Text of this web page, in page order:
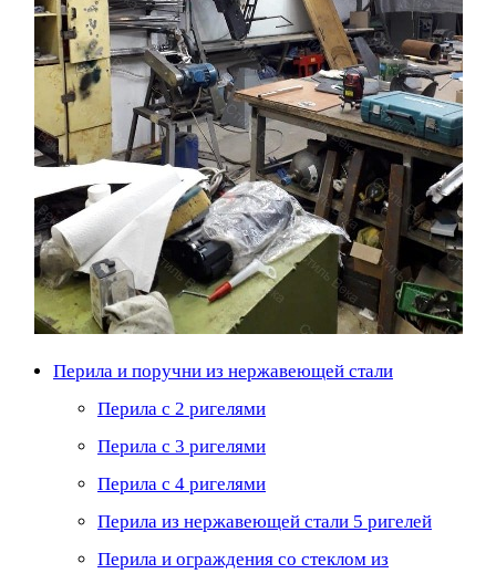
Перила и поручни из нержавеющей стали
Перила с 2 ригелями
Перила с 3 ригелями
Перила с 4 ригелями
Перила из нержавеющей стали 5 ригелей
Перила и ограждения со стеклом из